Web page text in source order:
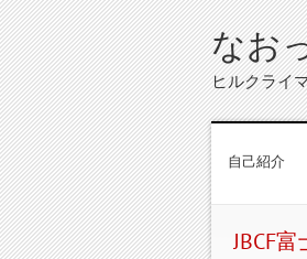
なお
ヒルクライ
自己紹介
JBCF